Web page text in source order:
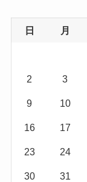
日 月
2 3
9 10
16 17
23 24
30 31